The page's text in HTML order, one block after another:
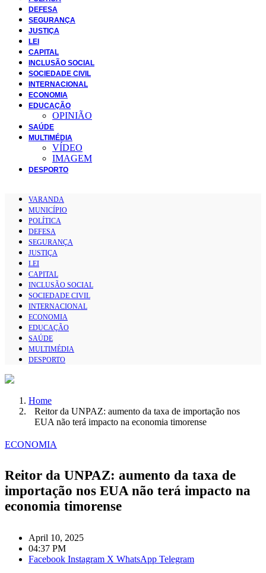
DEFESA
SEGURANÇA
JUSTIÇA
LEI
CAPITAL
INCLUSÃO SOCIAL
SOCIEDADE CIVIL
INTERNACIONAL
ECONOMIA
EDUCAÇÃO
OPINIÃO
SAÚDE
MULTIMÉDIA
VÍDEO
IMAGEM
DESPORTO
VARANDA
MUNICÍPIO
POLÍTICA
DEFESA
SEGURANÇA
JUSTIÇA
LEI
CAPITAL
INCLUSÃO SOCIAL
SOCIEDADE CIVIL
INTERNACIONAL
ECONOMIA
EDUCAÇÃO
SAÚDE
MULTIMÉDIA
DESPORTO
Home
Reitor da UNPAZ: aumento da taxa de importação nos
EUA não terá impacto na economia timorense
ECONOMIA
Reitor da UNPAZ: aumento da taxa de
importação nos EUA não terá impacto na
economia timorense
April 10, 2025
04:37 PM
Facebook Instagram X WhatsApp Telegram